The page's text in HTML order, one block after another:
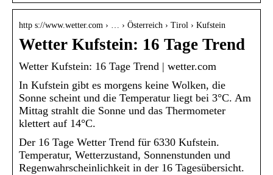
http s://www.wetter.com › … › Österreich › Tirol › Kufstein
Wetter Kufstein: 16 Tage Trend
Wetter Kufstein: 16 Tage Trend | wetter.com
In Kufstein gibt es morgens keine Wolken, die
Sonne scheint und die Temperatur liegt bei 3°C. Am
Mittag strahlt die Sonne und das Thermometer
klettert auf 14°C.
Der 16 Tage Wetter Trend für 6330 Kufstein.
Temperatur, Wetterzustand, Sonnenstunden und
Regenwahrscheinlichkeit in der 16 Tagesübersicht.